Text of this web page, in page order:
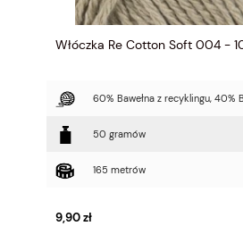
Włóczka Re Cotton Soft 004 -
60% Bawełna z recyklingu, 40%
50 gramów
165 metrów
9,90 zł